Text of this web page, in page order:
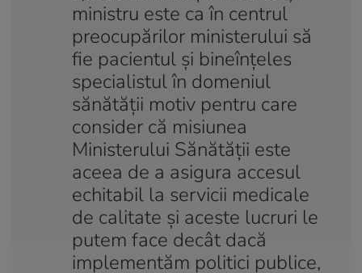
ministru este ca în centrul
preocupărilor ministerului să
fie pacientul şi bineînţeles
specialistul în domeniul
sănătăţii motiv pentru care
consider că misiunea
Ministerului Sănătăţii este
aceea de a asigura accesul
echitabil la servicii medicale
de calitate şi aceste lucruri le
putem face decât dacă
implementăm politici publice,